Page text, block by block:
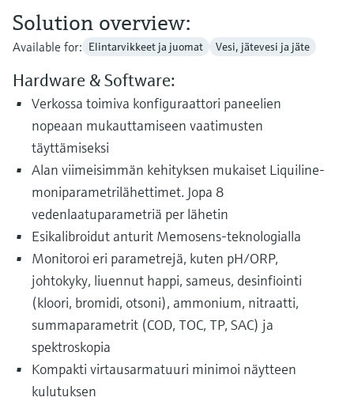
Solution overview:
Available for: Elintarvikkeet ja juomat Vesi, jätevesi ja jäte
Hardware & Software:
Verkossa toimiva konfiguraattori paneelien
nopeaan mukauttamiseen vaatimusten
täyttämiseksi
Alan viimeisimmän kehityksen mukaiset Liquiline-
moniparametrilähettimet. Jopa 8
vedenlaatuparametriä per lähetin
Esikalibroidut anturit Memosens-teknologialla
Monitoroi eri parametrejä, kuten pH/ORP,
johtokyky, liuennut happi, sameus, desinfiointi
(kloori, bromidi, otsoni), ammonium, nitraatti,
summaparametrit (COD, TOC, TP, SAC) ja
spektroskopia
Kompakti virtausarmatuuri minimoi näytteen
kulutuksen